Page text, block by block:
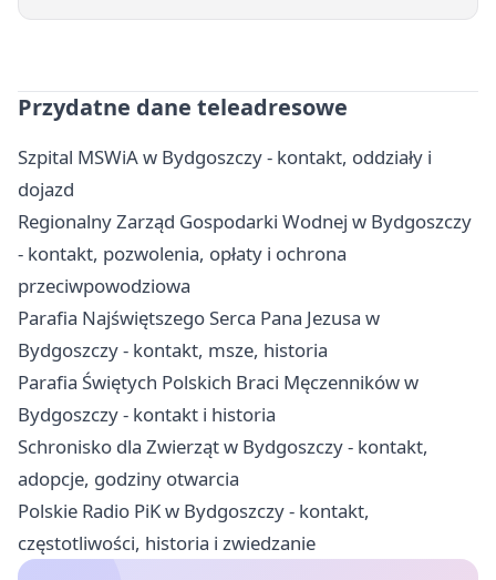
Przydatne dane teleadresowe
Szpital MSWiA w Bydgoszczy - kontakt, oddziały i
dojazd
Regionalny Zarząd Gospodarki Wodnej w Bydgoszczy
- kontakt, pozwolenia, opłaty i ochrona
przeciwpowodziowa
Parafia Najświętszego Serca Pana Jezusa w
Bydgoszczy - kontakt, msze, historia
Parafia Świętych Polskich Braci Męczenników w
Bydgoszczy - kontakt i historia
Schronisko dla Zwierząt w Bydgoszczy - kontakt,
adopcje, godziny otwarcia
Polskie Radio PiK w Bydgoszczy - kontakt,
częstotliwości, historia i zwiedzanie